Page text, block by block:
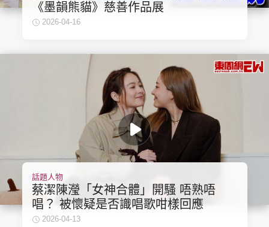
《墨韻熊貓》慈善作品展
2026-04-16
話題人物
蔡潔陳瀅「女神合體」開騷 唔熟唔
唱？ 被懷疑是否識唱歌咁樣回應
2026-04-13